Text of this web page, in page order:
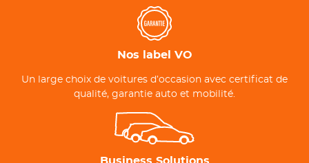
Nos label VO
Un large choix de voitures d’occasion avec certificat de
qualité, garantie auto et mobilité.